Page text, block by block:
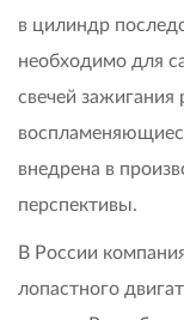
в цилиндр
необходимо для
свечей зажигания
внедрена в
перспективы.
В России
лопастного